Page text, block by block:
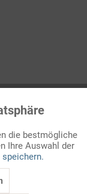
Ölpreisschocks
sind heute
Aktiv
Inaktiv
die bestmögliche
Ihre Auswahl der
speichern.